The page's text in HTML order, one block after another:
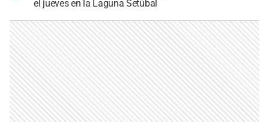
el jueves en la Laguna Setúbal